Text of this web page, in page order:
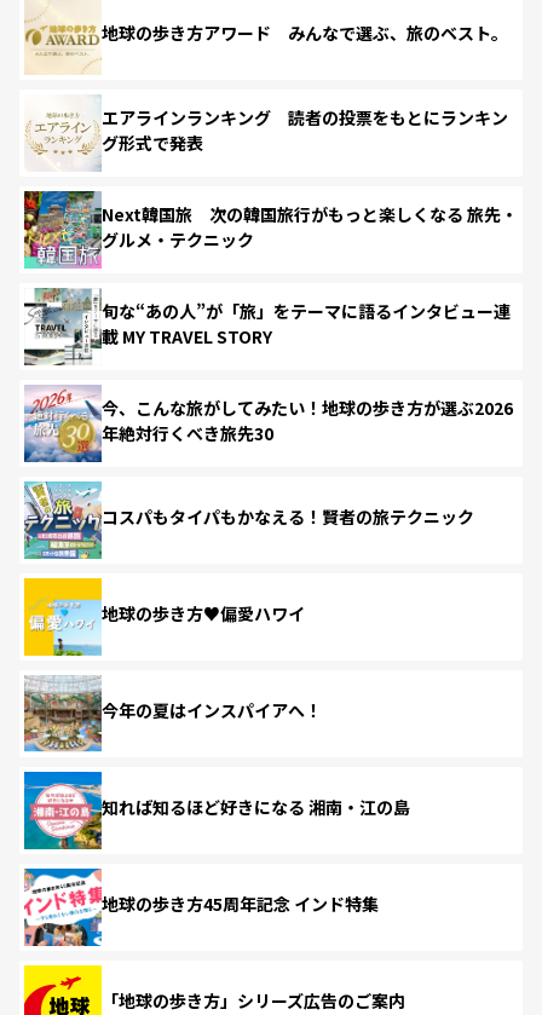
地球の歩き方アワード みんなで選ぶ、旅のベスト。
エアラインランキング 読者の投票をもとにランキン
グ形式で発表
Next韓国旅 次の韓国旅行がもっと楽しくなる 旅先・
グルメ・テクニック
旬な“あの人”が「旅」をテーマに語るインタビュー連
載 MY TRAVEL STORY
今、こんな旅がしてみたい！地球の歩き方が選ぶ2026
年絶対行くべき旅先30
コスパもタイパもかなえる！賢者の旅テクニック
地球の歩き方♥偏愛ハワイ
今年の夏はインスパイアへ！
知れば知るほど好きになる 湘南・江の島
地球の歩き方45周年記念 インド特集
「地球の歩き方」シリーズ広告のご案内